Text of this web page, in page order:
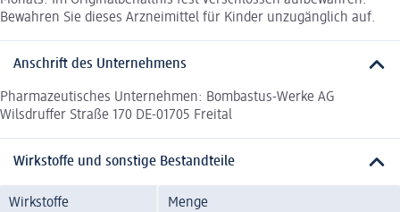
Bewahren Sie dieses Arzneimittel für Kinder unzugänglich auf.
Anschrift des Unternehmens
Pharmazeutisches Unternehmen: Bombastus-Werke AG
Wilsdruffer Straße 170 DE-01705 Freital
Wirkstoffe und sonstige Bestandteile
Wirkstoffe Menge